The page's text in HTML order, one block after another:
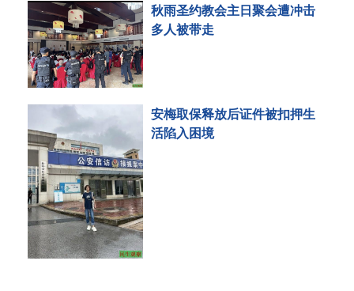
秋雨圣约教会主日聚会遭冲击
多人被带走
安梅取保释放后证件被扣押生
活陷入困境